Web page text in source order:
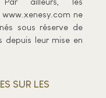
ne
sous réserve de
leur mise en
SUR LES